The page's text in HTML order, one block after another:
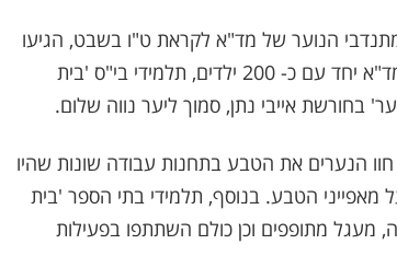
הנוער של מד"א לקראת ט"ו בשבט, הגיעו
מעל 200 בני נוער מתנדבים ומתנדבות ממרחב ירקון במד"א יחד עם כ- 200 ילדים, תלמידי בי"ס 'בית
בחורשת אייבי נתן, סמוך ליער נווה שלום.
הנערים את הטבע בתחנות עבודה שונות שהיו
מאפייני הטבע. בנוסף, תלמידי בתי הספר 'בית
מעגל מתופפים וכן כולם השתתפו בפעילות